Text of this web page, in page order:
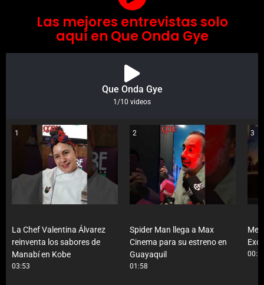
Las mejores entrevistas solo
aquí en Que Onda Gye
Que Onda Gye
1 /10 videos
1
La Chef Valentina Álvarez
reinventa los sabores de
Manabí en Kobe
03:53
2
Spider Man llega a Max
Cinema para su estreno en
Guayaquil
01:58
3